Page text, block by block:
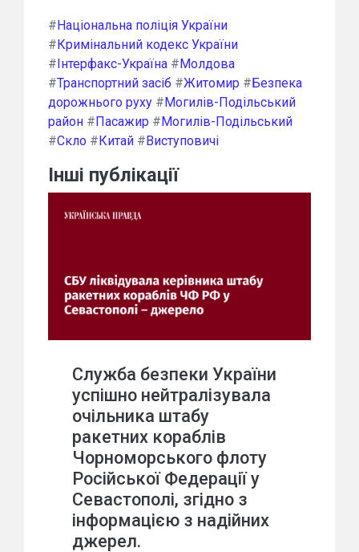
#Національна поліція України
#Кримінальний кодекс України
#Інтерфакс-Україна #Молдова
#Транспортний засіб #Житомир #Безпека
дорожнього руху #Могилів-Подільський
район #Пасажир #Могилів-Подільський
#Скло #Китай #Виступовичі
Інші публікації
Служба безпеки України
успішно нейтралізувала
очільника штабу
ракетних кораблів
Чорноморського флоту
Російської Федерації у
Севастополі, згідно з
інформацією з надійних
джерел.